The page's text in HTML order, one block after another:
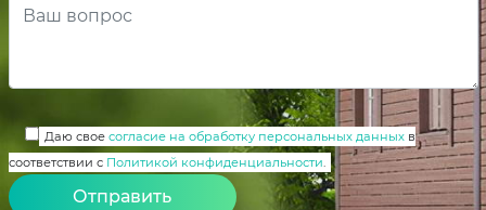
Даю свое согласие на обработку персональных данныхв
соответствии с Политикой конфиденциальности.